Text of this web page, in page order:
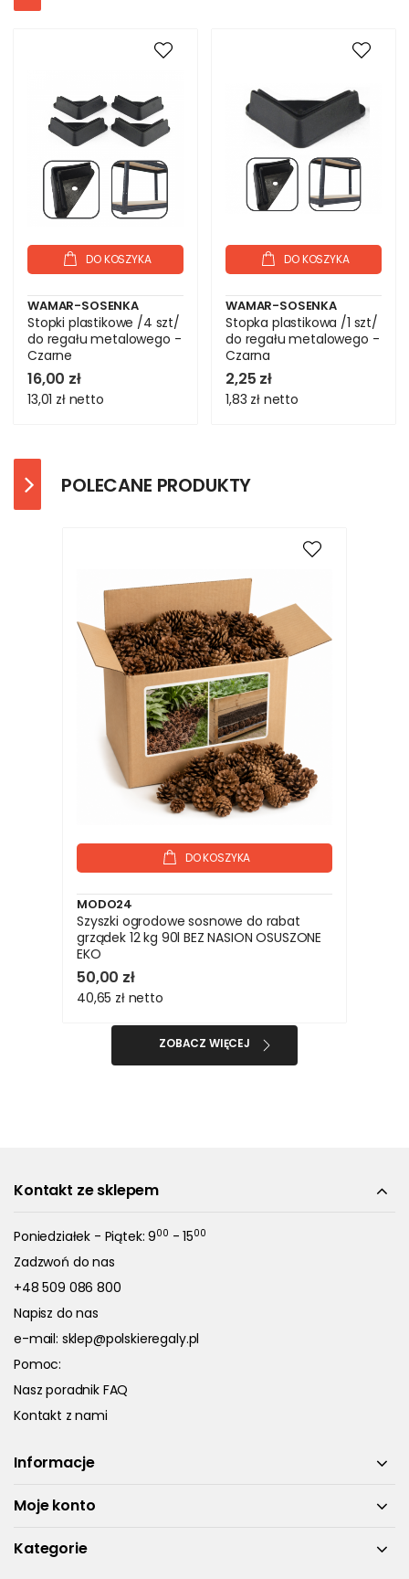
DO KOSZYKA
WAMAR-SOSENKA
Stopki plastikowe /4 szt/
do regału metalowego -
Czarne
16,00 zł
13,01 zł netto
DO KOSZYKA
WAMAR-SOSENKA
Stopka plastikowa /1 szt/
do regału metalowego -
Czarna
2,25 zł
1,83 zł netto
POLECANE PRODUKTY
DO KOSZYKA
MODO24
Szyszki ogrodowe sosnowe do rabat
grządek 12 kg 90l BEZ NASION OSUSZONE
EKO
50,00 zł
40,65 zł netto
ZOBACZ WIĘCEJ
Kontakt ze sklepem
Poniedziałek - Piątek: 900 - 1500
Zadzwoń do nas
+48 509 086 800
Napisz do nas
e-mail: sklep@polskieregaly.pl
Pomoc:
Nasz poradnik FAQ
Kontakt z nami
Informacje
Moje konto
Kategorie